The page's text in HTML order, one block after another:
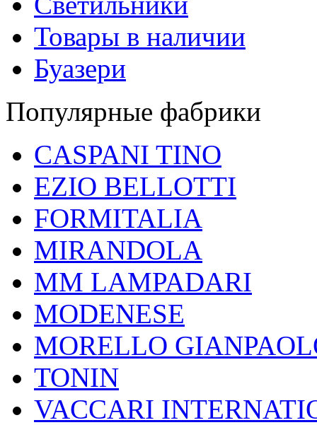
Товары в наличии
Буазери
Популярные фабрики
CASPANI TINO
EZIO BELLOTTI
FORMITALIA
MIRANDOLA
MM LAMPADARI
MODENESE
MORELLO
TONIN
VACCARI